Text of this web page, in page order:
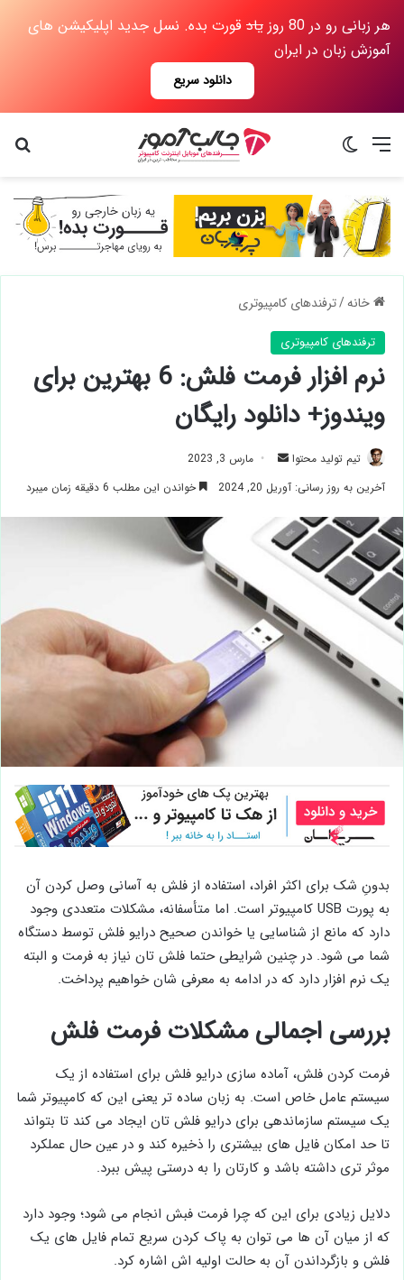
هر زبانی رو در 80 روز یاد قورت بده. نسل جدید اپلیکیشن های
آموزش زبان در ایران
دانلود سریع
منو
خانه/ترفندهای کامپیوتری
ترفندهای کامپیوتری
نرم افزار فرمت فلش: 6 بهترین برای
ویندوز+ دانلود رایگان
تیم تولید محتوا
ارسال
ایمیل
مارس 3, 2023
آخرین به روز رسانی: آوریل 20, 2024
خواندن این مطلب 6 دقیقه زمان میبرد
بدونِ شک برای اکثر افراد، استفاده از فلش به آسانی وصل کردن آن
به پورت USB کامپیوتر است. اما متأسفانه، مشکلات متعددی وجود
دارد که مانع از شناسایی یا خواندن صحیح درایو فلش توسط دستگاه
شما می شود. در چنین شرایطی حتما فلش تان نیاز به فرمت و البته
یک نرم افزار دارد که در ادامه به معرفی شان خواهیم پرداخت.
بررسی اجمالی مشکلات فرمت فلش
فرمت کردن فلش، آماده سازی درایو فلش برای استفاده از یک
سیستم عامل خاص است. به زبان ساده تر یعنی این که کامپیوتر شما
یک سیستم سازماندهی برای درایو فلش تان ایجاد می کند تا بتواند
تا حد امکان فایل های بیشتری را ذخیره کند و در عین حال عملکرد
موثر تری داشته باشد و کارتان را به درستی پیش ببرد.
دلایل زیادی برای این که چرا فرمت فبش انجام می شود؛ وجود دارد
که از میان آن ها می توان به پاک کردن سریع تمام فایل های یک
فلش و بازگرداندن آن به حالت اولیه اش اشاره کرد.